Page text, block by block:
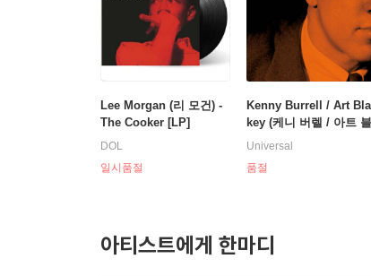
Lee Morgan (리 모건) -
The Cooker [LP]
DOL
일시품절
Kenny Burrell / Art Bla
key (케니 버렐 / 아트 블
레이키) - On View At Th
omplete Masters [3LP]
Universal
품절
아티스트에게 한마디